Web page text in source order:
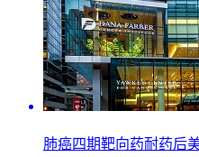
肺癌四期靶向药耐药后